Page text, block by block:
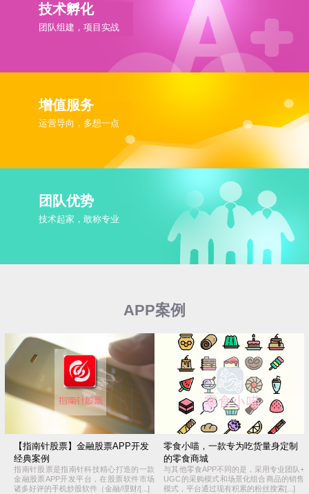
技术孵化
团队组建，项目实战
增值服务
运营导向，多想一点
团队优势
技术起家，敢称专业
APP案例
【指南针股票】金融股票APP开发
经典案例
指南针股票是指南针科技精心打造的一款
金融股票APP开发平台，在股票软件市场
诸多好评的手机炒股软件（金融/理财/[...]
零食小喵，一款专为吃货量身定制
的零食商城
与其他零食APP不同的是，采用专业团队+
UGC的采购模式和场景化组合商品的销售
模式，平台通过现有积累的粉丝搜索[...]